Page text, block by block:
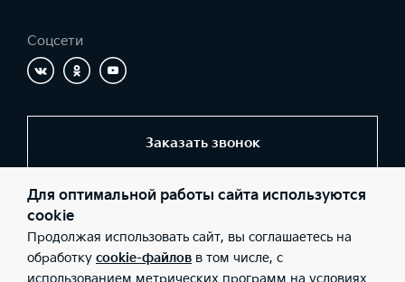
Соцсети
Заказать звонок
© 2026 Юридические лица ООО «Центр Самара» (Фактический
77-00; ИНН: 6311098600; ОГРН: 1076311005649), ООО «Центр на
Московском» (Фактический адрес: г. Самара, Московское шоссе,
262а; Телефон: +7 (846) 977-77-00; ИНН: 6319214167; ОГРН:
Для оптимальной работы сайта используются
cookie
Продолжая использовать сайт, вы соглашаетесь на
обработку cookie-файлов в том числе, с
использованием метрических программ на условиях